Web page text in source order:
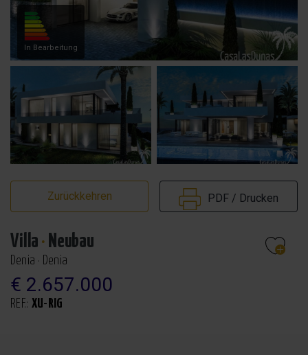
In Bearbeitung
Zurückkehren PDF / Drucken
Villa · Neubau
Denia · Denia
€ 2.657.000
REF.: XU-RIG